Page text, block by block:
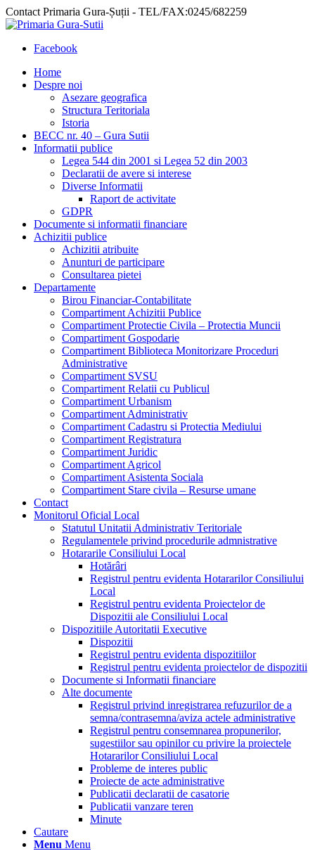
Contact Primaria Gura-Șuții - TEL/FAX:0245/682259
Facebook
Home
Despre noi
Asezare geografica
Structura Teritoriala
Istoria
BECC nr. 40 – Gura Sutii
Informatii publice
Legea 544 din 2001 si Legea 52 din 2003
Declaratii de avere si interese
Diverse Informatii
Raport de activitate
GDPR
Documente si informatii financiare
Achizitii publice
Achizitii atribuite
Anunturi de participare
Consultarea pietei
Departamente
Birou Financiar-Contabilitate
Compartiment Achizitii Publice
Compartiment Protectie Civila – Protectia Muncii
Compartiment Gospodarie
Compartiment Biblioteca Monitorizare Proceduri
Administrative
Compartiment SVSU
Compartiment Relatii cu Publicul
Compartiment Urbanism
Compartiment Administrativ
Compartiment Cadastru si Protectia Mediului
Compartiment Registratura
Compartiment Juridic
Compartiment Agricol
Compartiment Asistenta Sociala
Compartiment Stare civila – Resurse umane
Contact
Monitorul Oficial Local
Statutul Unitatii Administrativ Teritoriale
Regulamentele privind procedurile admnistrative
Hotararile Consiliului Local
Hotărâri
Registrul pentru evidenta Hotararilor Consiliului
Local
Registrul pentru evidenta Proiectelor de
Dispozitii ale Consiliului Local
Dispozitiile Autoritatii Executive
Dispozitii
Registrul pentru evidenta dispozitiilor
Registrul pentru evidenta proiectelor de dispozitii
Documente si Informatii financiare
Alte documente
Registrul privind inregistrarea refuzurilor de a
semna/contrasemna/aviza actele administrative
Registrul pentru consemnarea propunerilor,
sugestiilor sau opinilor cu privire la proiectele
Hotararilor Consiliului Local
Probleme de interes public
Proiecte de acte administrative
Publicatii declaratii de casatorie
Publicatii vanzare teren
Minute
Cautare
Menu Menu